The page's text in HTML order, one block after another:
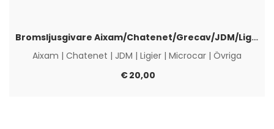
Bromsljusgivare Aixam/Chatenet/Grecav/JDM/Ligier
Aixam | Chatenet | JDM | Ligier | Microcar | Övriga
€20,00